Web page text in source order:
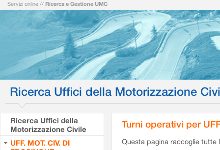
Servizi online // Ricerca e Gestione UMC
Ricerca Uffici della Motorizzazione
Ricerca Uffici della
Motorizzazione Civile
UFF. MOT. CIV. DI
Turni operativi per
Questa pagina raccoglie tutte